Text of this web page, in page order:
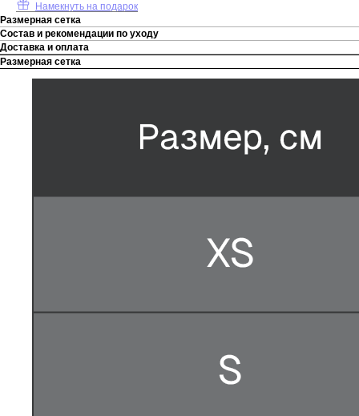
Намекнуть на подарок
Размерная сетка
Состав и рекомендации по уходу
Доставка и оплата
Размерная сетка